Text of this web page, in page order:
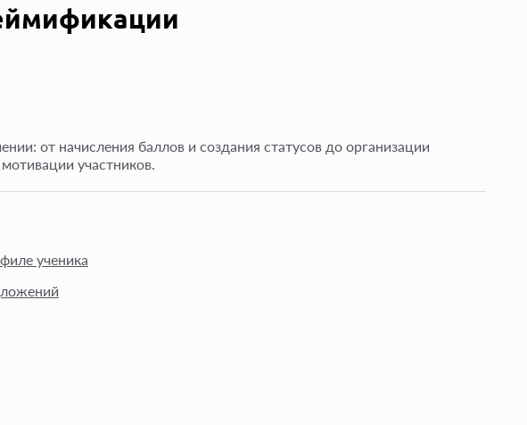
от начисления баллов и создания статусов до организации
участников.
ученика